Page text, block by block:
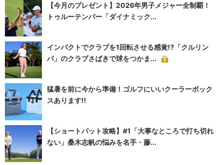
【今月のプレゼント】2026年男子メジャー全制覇！
トゥルーテンパー「ダイナミック...
インパクトでクラブを1回転させる感覚!?「クルリン
パ」のクラブさばきで球をつかま...
猛暑を前に今から準備！ゴルフにいいクーラーボック
スあります!!
【ショートパット攻略】#1「大事なところで打ち切れ
ない」桑木志帆の悩みを名手・藤...